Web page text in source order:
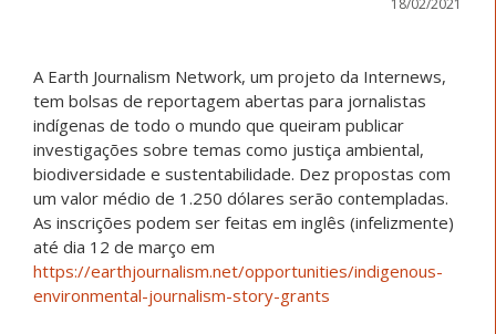
A Earth Journalism Network, um projeto da Internews,
tem bolsas de reportagem abertas para jornalistas
indígenas de todo o mundo que queiram publicar
investigações sobre temas como justiça ambiental,
biodiversidade e sustentabilidade. Dez propostas com
um valor médio de 1.250 dólares serão contempladas.
As inscrições podem ser feitas em inglês (infelizmente)
até dia 12 de março em
https://earthjournalism.net/opportunities/indigenous-
environmental-journalism-story-grants